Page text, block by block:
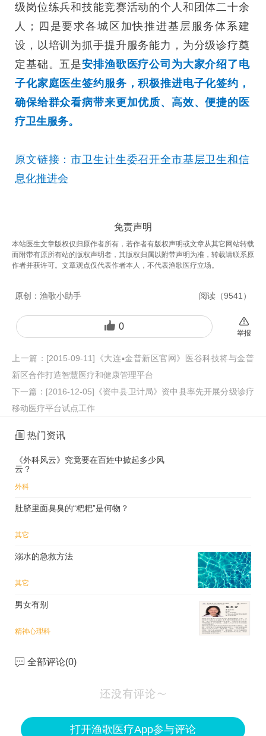
级岗位练兵和技能竞赛活动的个人和团体二十余
人；四是要求各城区加快推进基层服务体系建
设，以培训为抓手提升服务能力，为分级诊疗奠
定基础。五是安排渔歌医疗公司为大家介绍了电
子化家庭医生签约服务，积极推进电子化签约，
确保给群众看病带来更加优质、高效、便捷的医
疗卫生服务。
原文链接：市卫生计生委召开全市基层卫生和信
息化推进会
免责声明
本站医生文章版权仅归原作者所有，若作者有版权声明或文章从其它网站转载
而附带有原所有站的版权声明者，其版权归属以附带声明为准，转载请联系原
作者并获许可。文章观点仅代表作者本人，不代表渔歌医疗立场。
原创： 渔歌小助手 阅读（9541 ）
0
举报
上一篇： [2015-09-11]《大连▪金普新区官网》医谷科技将与金普
新区合作打造智慧医疗和健康管理平台
下一篇： [2016-12-05]《资中县卫计局》资中县率先开展分级诊疗
移动医疗平台试点工作
热门资讯
《外科风云》究竟要在百姓中掀起多少风
云？
外科
肚脐里面臭臭的“粑粑”是何物？
其它
溺水的急救方法
其它
男女有别
精神心理科
全部评论(0)
打开渔歌医疗App参与评论